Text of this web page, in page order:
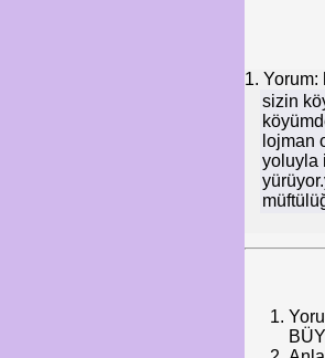
1. Yorum:
sizin
lojman
yoluyla